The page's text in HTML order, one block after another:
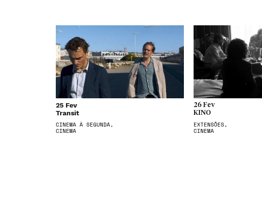
25 Fev
Transit
CINEMA À SEGUNDA,
CINEMA
26 Fev
KINO
EXTENSÕES,
CINEMA